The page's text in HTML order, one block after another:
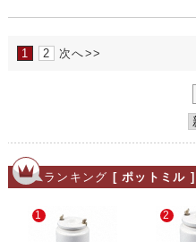
1 2 次へ>>
ランキング [ ポットミル ]
1 2